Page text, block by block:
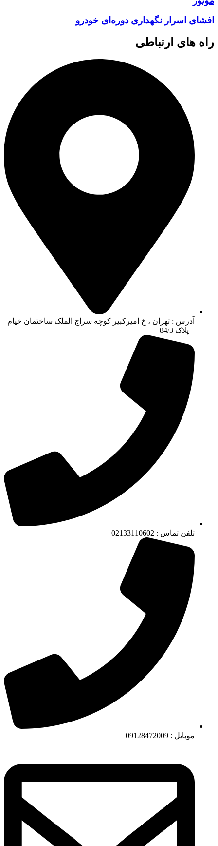
افشای اسرار نگهداری دوره‌ای خودرو
راه های ارتباطی
آدرس : تهران ، خ امیرکبیر کوچه سراج الملک ساختمان خیام
– پلاک 84/3
تلفن تماس : 02133110602
موبایل : 09128472009